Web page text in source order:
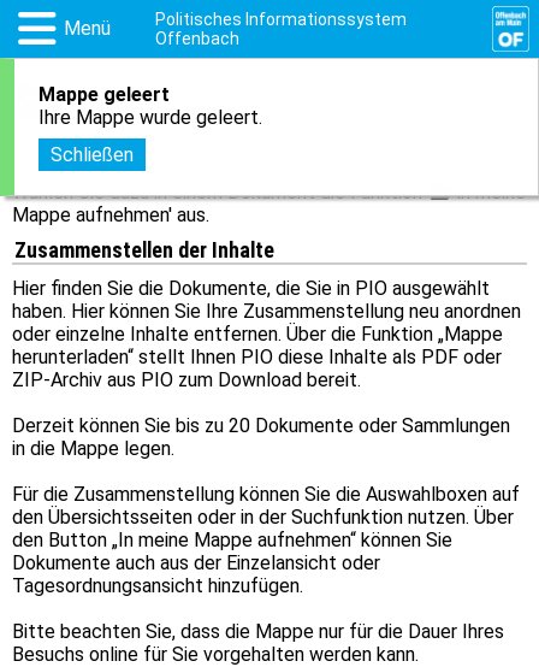
Menü
Politisches Informationssystem
Offenbach
Mappe geleert
Ihre Mappe wurde geleert.
Schließen
Mappe
Hier können Sie Dokumente aus dem PIO zusammentragen
und als Mappe herunterladen.
Wählen Sie dazu in einem Dokument die Funktion '
in meine
Mappe aufnehmen' aus.
Zusammenstellen der Inhalte
Hier finden Sie die Dokumente, die Sie in PIO ausgewählt
haben. Hier können Sie Ihre Zusammenstellung neu anordnen
oder einzelne Inhalte entfernen. Über die Funktion „Mappe
herunterladen“ stellt Ihnen PIO diese Inhalte als PDF oder
ZIP-Archiv aus PIO zum Download bereit.
Derzeit können Sie bis zu 20 Dokumente oder Sammlungen
in die Mappe legen.
Für die Zusammenstellung können Sie die Auswahlboxen auf
den Übersichtsseiten oder in der Suchfunktion nutzen. Über
den Button „In meine Mappe aufnehmen“ können Sie
Dokumente auch aus der Einzelansicht oder
Tagesordnungsansicht hinzufügen.
Bitte beachten Sie, dass die Mappe nur für die Dauer Ihres
Besuchs online für Sie vorgehalten werden kann.